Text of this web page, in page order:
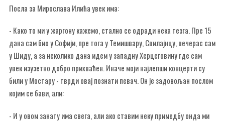
Посла за Мирослава Илића увек има:
- Како то ми у жаргону кажемо, стално се одради нека тезга. Пре 15
дана сам био у Софији, пре тога у Темишвару, Свилајнцу, вечерас сам
у Шиду, а за неколико дана идем у западну Херцеговину где сам
увек изузетно добро прихваћен. Иначе моји најлепши концерти су
били у Мостару - тврди овај познати певач. Он је задовољан послом
којим се бави, али:
- И у овом занату има свега, али ако ставим неку примедбу онда ми